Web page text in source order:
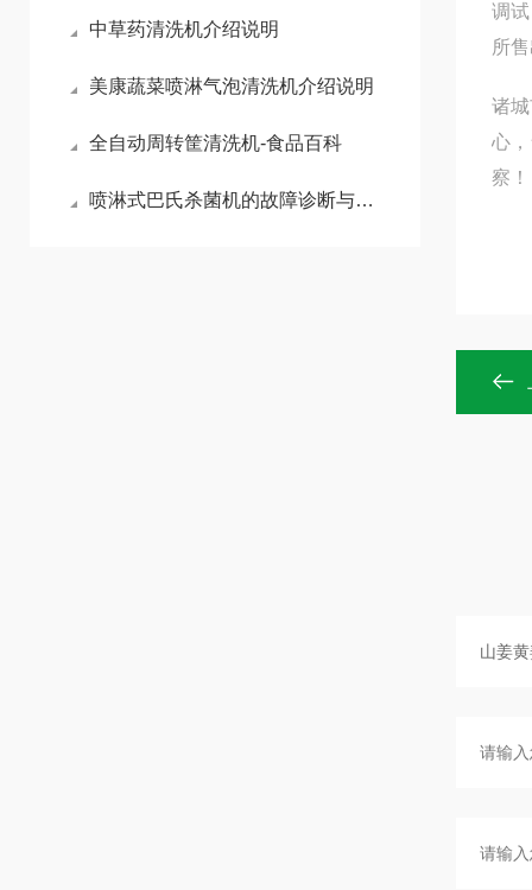
中草药清洗机介绍说明
美康蔬菜喷淋气泡清洗机介绍说明
全自动周转筐清洗机-食品百科
喷淋式巴氏杀菌机的故障诊断与维护策略
调
所
诸
心
察！